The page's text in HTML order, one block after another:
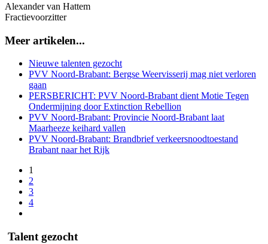
Alexander van Hattem
Fractievoorzitter
Meer artikelen...
Nieuwe talenten gezocht
PVV Noord-Brabant: Bergse Weervisserij mag niet verloren
gaan
PERSBERICHT: PVV Noord-Brabant dient Motie Tegen
Ondermijning door Extinction Rebellion
PVV Noord-Brabant: Provincie Noord-Brabant laat
Maarheeze keihard vallen
PVV Noord-Brabant: Brandbrief verkeersnoodtoestand
Brabant naar het Rijk
1
2
3
4
Talent gezocht